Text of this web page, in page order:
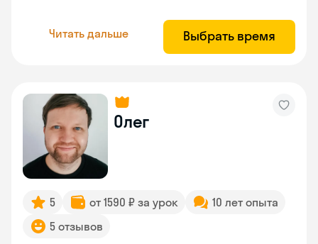
Читать дальше Выбрать время
Олег
5 от 1590 ₽ за урок
10 лет опыта
5 отзывов